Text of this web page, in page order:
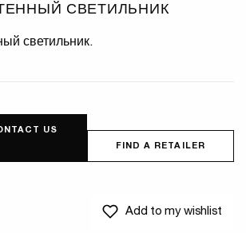
СВЕТИЛЬНИК
светильник.
FIND A RETAILER
US
Add to my wishlist